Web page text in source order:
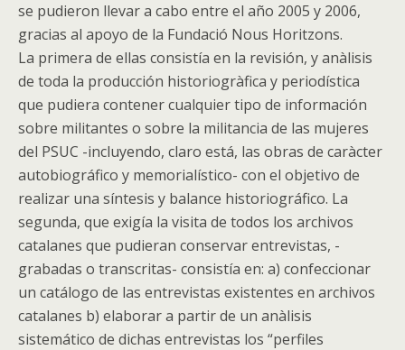
se pudieron llevar a cabo entre el año 2005 y 2006,
gracias al apoyo de la Fundació Nous Horitzons.
La primera de ellas consistía en la revisión, y anàlisis
de toda la producción historiogràfica y periodística
que pudiera contener cualquier tipo de información
sobre militantes o sobre la militancia de las mujeres
del PSUC -incluyendo, claro está, las obras de caràcter
autobiográfico y memorialístico- con el objetivo de
realizar una síntesis y balance historiográfico. La
segunda, que exigía la visita de todos los archivos
catalanes que pudieran conservar entrevistas, -
grabadas o transcritas- consistía en: a) confeccionar
un catálogo de las entrevistas existentes en archivos
catalanes b) elaborar a partir de un anàlisis
sistemático de dichas entrevistas los “perfiles